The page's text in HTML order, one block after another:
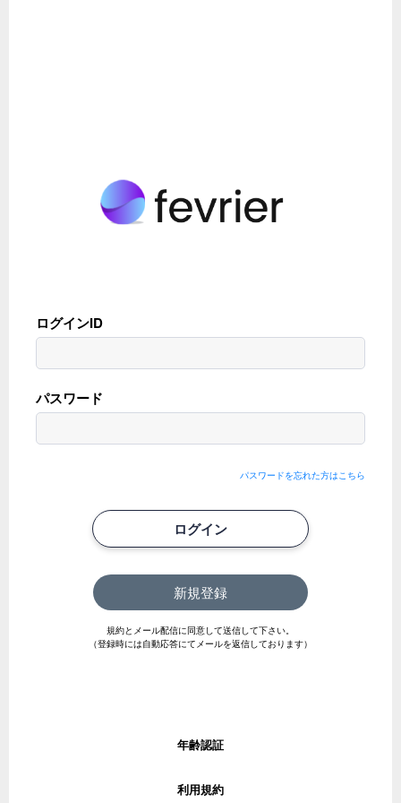
ログインID
パスワード
パスワードを忘れた方はこちら
ログイン
新規登録
規約とメール配信に同意して送信して下さい。
（登録時には自動応答にてメールを返信しております）
年齢認証
利用規約